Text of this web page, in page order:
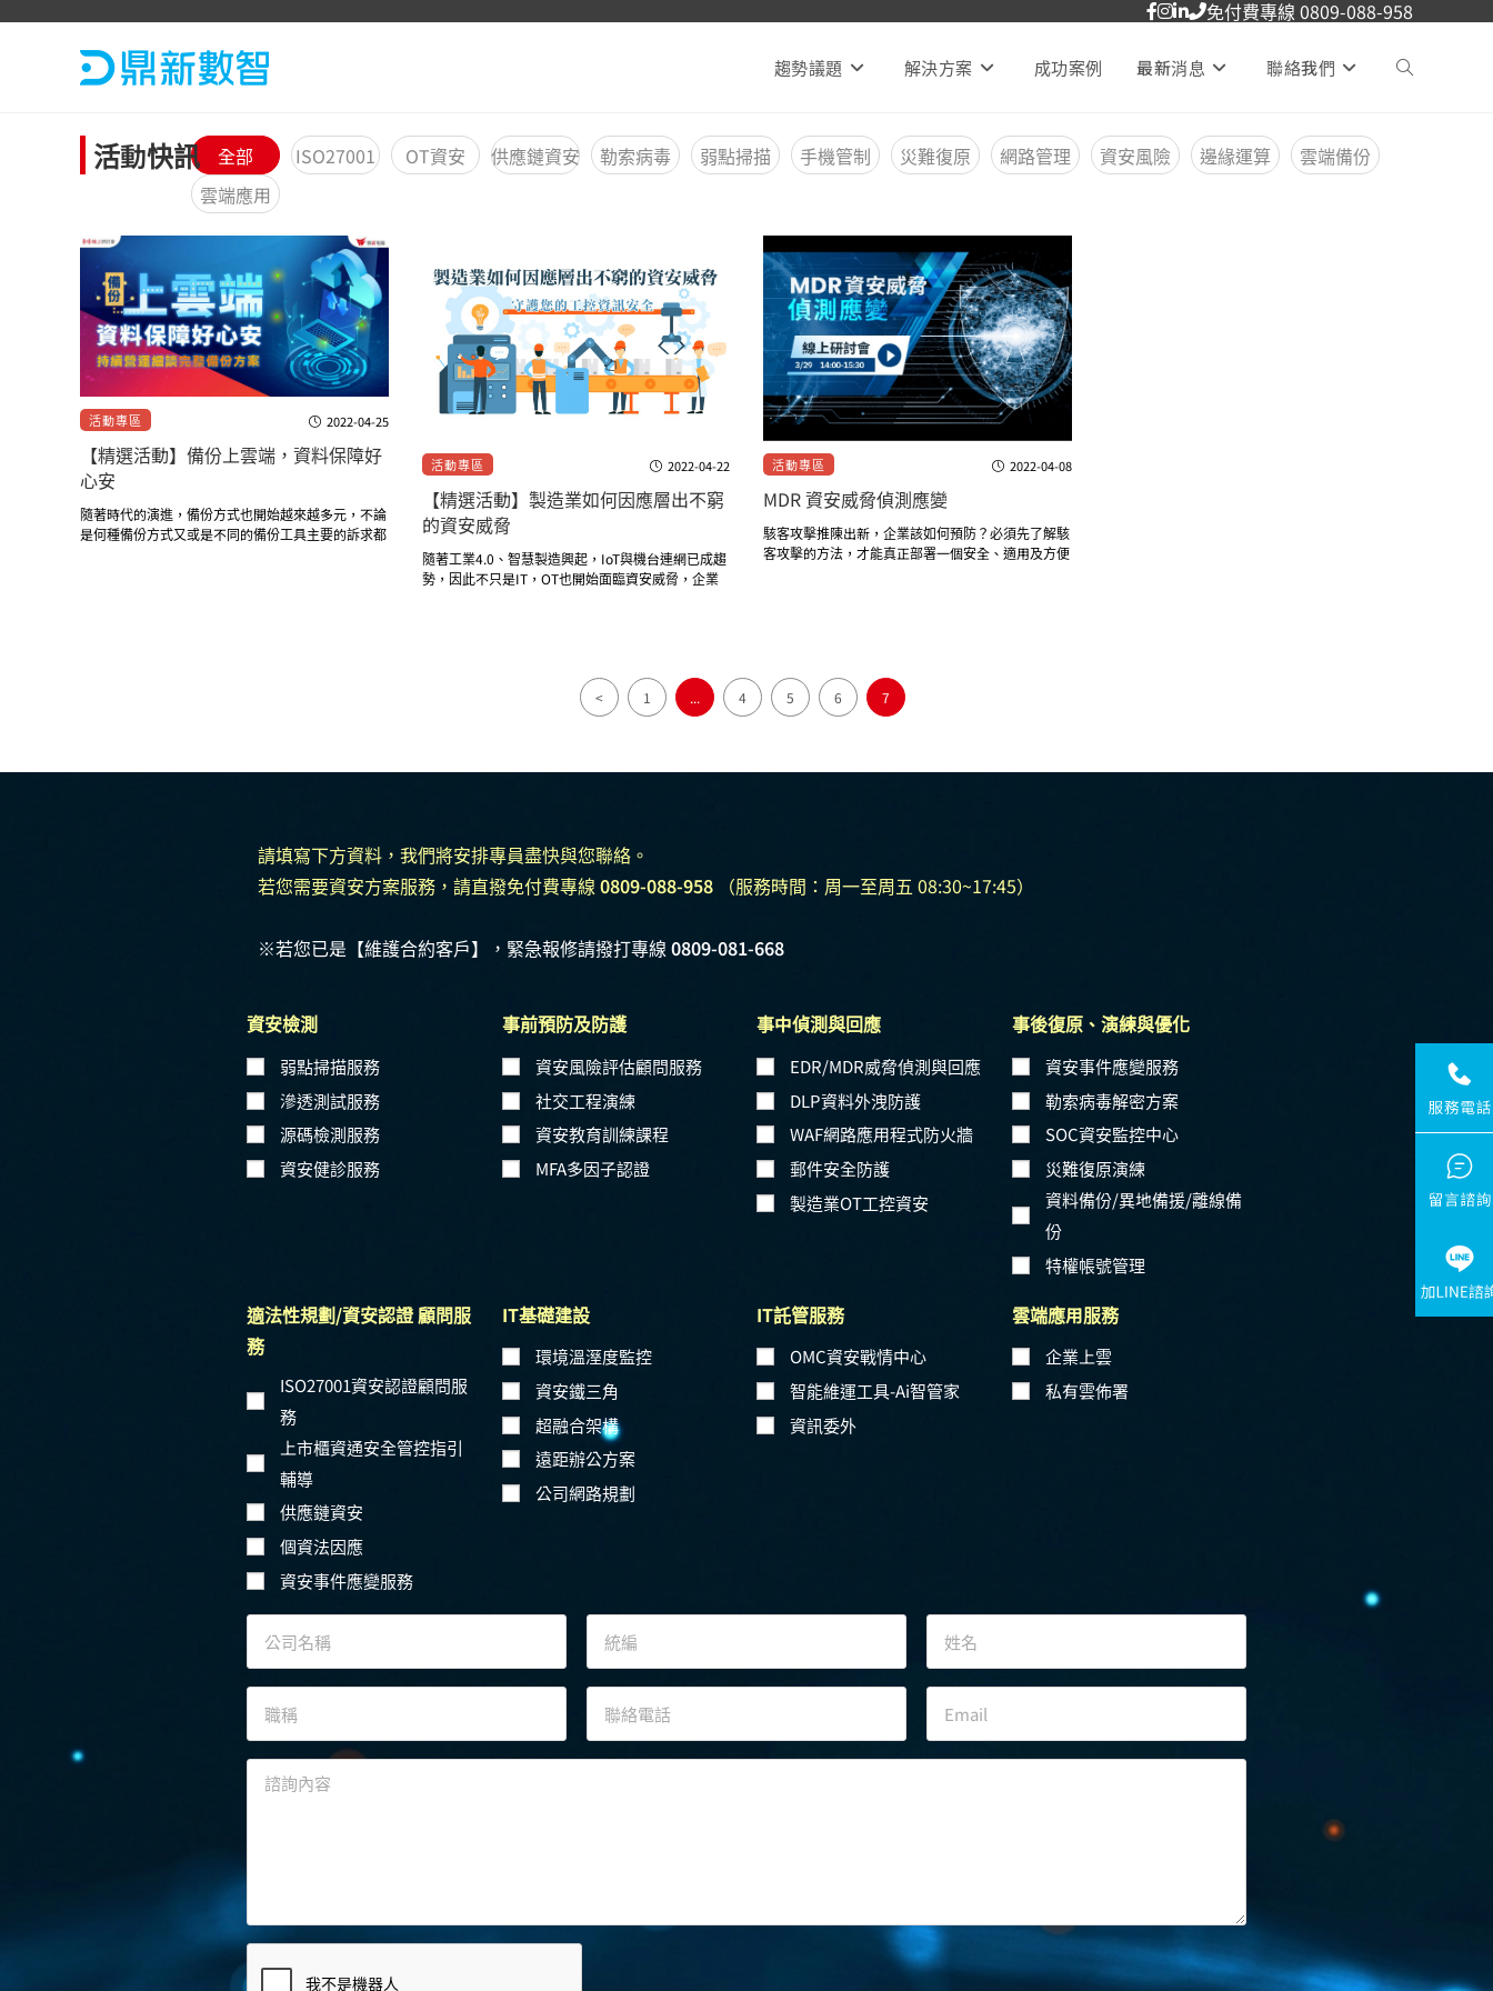
免付費專線 0809-088-958
趨勢議題 解決方案 成功案例 最新消息 聯絡我們
活動快訊 全部 ISO27001 OT資安 供應鏈資安 勒索病毒 弱點掃描 手機管制 災難復原 網路管理 資安風險 邊緣運算
雲端備份
雲端應用
活動專區 2022-04-25
【精選活動】備份上雲端，資料保障好
心安
隨著時代的演進，備份方式也開始越來越多元，不論
是何種備份方式又或是不同的備份工具主要的訴求都
活動專區 2022-04-22
【精選活動】製造業如何因應層出不窮
的資安威脅
隨著工業4.0、智慧製造興起，IoT與機台連網已成趨
勢，因此不只是IT，OT也開始面臨資安威脅，企業
活動專區 2022-04-08
MDR 資安威脅偵測應變
駭客攻擊推陳出新，企業該如何預防？必須先了解駭
客攻擊的方法，才能真正部署一個安全、適用及方便
< 1 ... 4 5 6 7
請填寫下方資料，我們將安排專員盡快與您聯絡。
若您需要資安方案服務，請直撥免付費專線 0809-088-958 （服務時間：周一至周五 08:30~17:45）
※若您已是【維護合約客戶】，緊急報修請撥打專線 0809-081-668
資安檢測
弱點掃描服務
滲透測試服務
源碼檢測服務
資安健診服務
事前預防及防護
資安風險評估顧問服務
社交工程演練
資安教育訓練課程
MFA多因子認證
事中偵測與回應
EDR/MDR威脅偵測與回應
DLP資料外洩防護
WAF網路應用程式防火牆
郵件安全防護
製造業OT工控資安
事後復原、演練與優化
資安事件應變服務
勒索病毒解密方案
SOC資安監控中心
災難復原演練
資料備份/異地備援/離線備
份
特權帳號管理
適法性規劃/資安認證 顧問服
務
ISO27001資安認證顧問服
務
上市櫃資通安全管控指引
輔導
供應鏈資安
個資法因應
資安事件應變服務
IT基礎建設
環境溫溼度監控
資安鐵三角
超融合架構
遠距辦公方案
公司網路規劃
IT託管服務
OMC資安戰情中心
智能維運工具-Ai智管家
資訊委外
雲端應用服務
企業上雲
私有雲佈署